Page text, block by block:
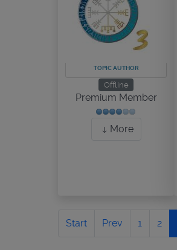
TOPIC AUTHOR
Offline
Premium Member
More
Start Prev 1 2